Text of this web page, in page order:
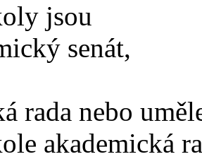
jsou
senát,
rada nebo
akademická